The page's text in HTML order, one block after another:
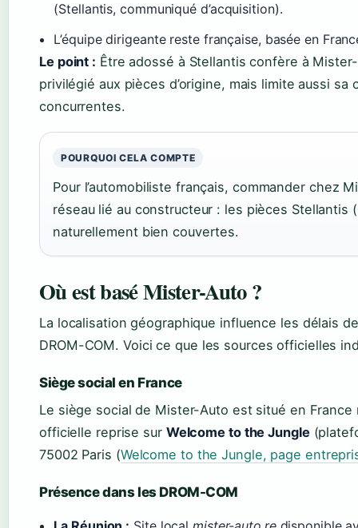
(Stellantis, communiqué d’acquisition).
L’équipe dirigeante reste française, basée en
Le point : Être adossé à Stellantis confère à
privilégié aux pièces d’origine, mais limite aussi
concurrentes.
POURQUOI CELA COMPTE
Pour l’automobiliste français, commander chez
réseau lié au constructeur : les pièces Stellantis
naturellement bien couvertes.
Où est basé Mister-Auto ?
La localisation géographique influence les délais
DROM-COM. Voici ce que les sources officielles
Siège social en France
Le siège social de Mister-Auto est situé en
officielle reprise sur Welcome to the Jungle
75002 Paris (Welcome to the Jungle, page
Présence dans les DROM-COM